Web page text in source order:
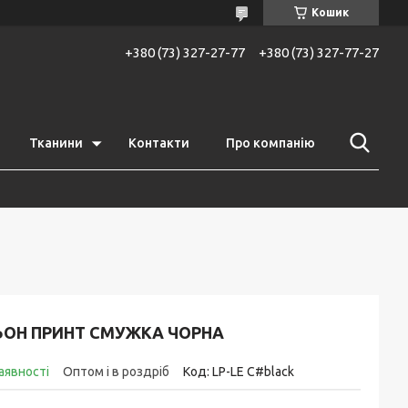
Кошик
+380 (73) 327-27-77 +380 (73) 327-77-27
Тканини Контакти Про компанію
ПРИНТ СМУЖКА ЧОРНА
Оптом і в роздріб Код: LP-LE C#black